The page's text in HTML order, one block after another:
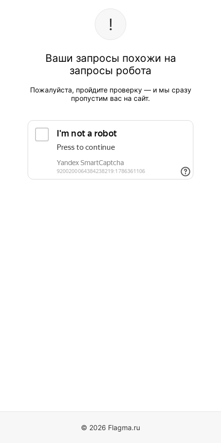
Ваши запросы похожи на
запросы робота
Пожалуйста, пройдите проверку — и мы сразу
пропустим вас на сайт.
© 2026 Flagma.ru